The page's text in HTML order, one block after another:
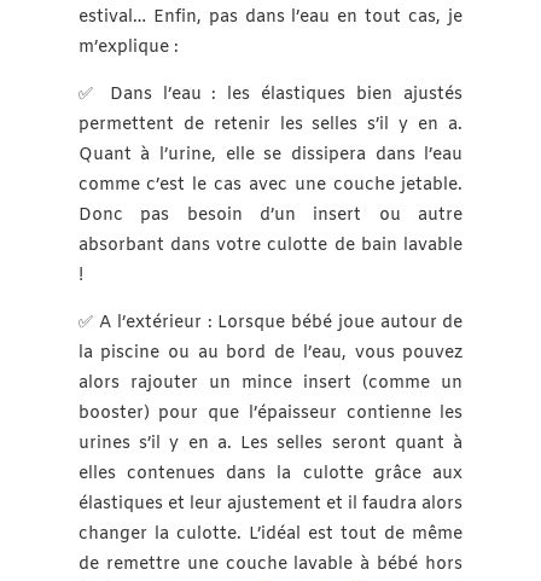
estival… Enfin, pas dans l’eau en tout cas, je
m’explique :
✅ Dans l’eau : les élastiques bien ajustés
permettent de retenir les selles s’il y en a.
Quant à l’urine, elle se dissipera dans l’eau
comme c’est le cas avec une couche jetable.
Donc pas besoin d’un insert ou autre
absorbant dans votre culotte de bain lavable
!
✅ A l’extérieur : Lorsque bébé joue autour de
la piscine ou au bord de l’eau, vous pouvez
alors rajouter un mince insert (comme un
booster) pour que l’épaisseur contienne les
urines s’il y en a. Les selles seront quant à
elles contenues dans la culotte grâce aux
élastiques et leur ajustement et il faudra alors
changer la culotte. L’idéal est tout de même
de remettre une couche lavable à bébé hors